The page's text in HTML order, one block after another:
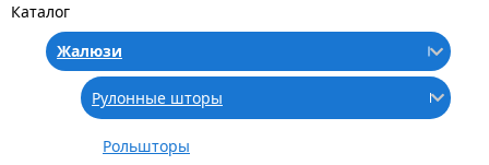
Каталог
Жалюзи
Рулонные шторы
Рольшторы